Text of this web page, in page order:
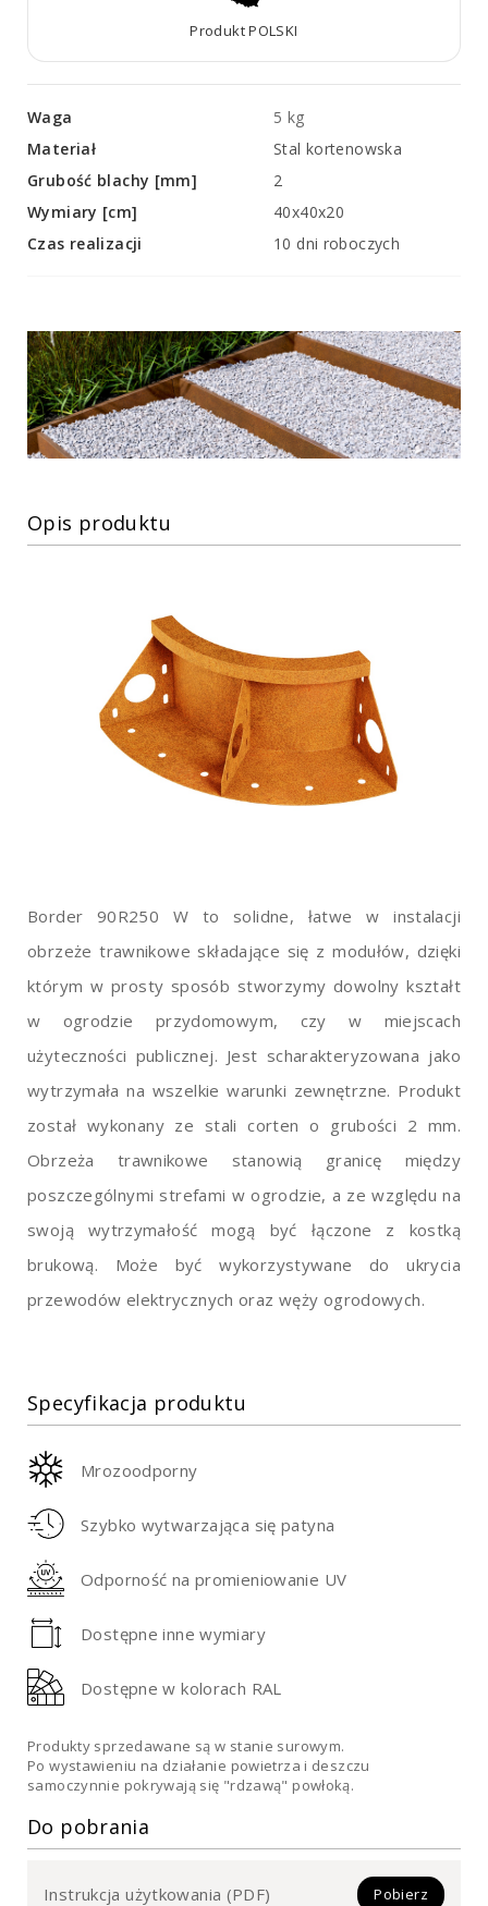
Produkt POLSKI
Waga
5 kg
Materiał
Stal kortenowska
Grubość blachy [mm]
2
Wymiary [cm]
40x40x20
Czas realizacji
10 dni roboczych
Opis produktu
Border 90R250 W to solidne, łatwe w instalacji
obrzeże trawnikowe składające się z modułów, dzięki
którym w prosty sposób stworzymy dowolny kształt
w ogrodzie przydomowym, czy w miejscach
użyteczności publicznej. Jest scharakteryzowana jako
wytrzymała na wszelkie warunki zewnętrzne. Produkt
został wykonany ze stali corten o grubości 2 mm.
Obrzeża trawnikowe stanowią granicę między
poszczególnymi strefami w ogrodzie, a ze względu na
swoją wytrzymałość mogą być łączone z kostką
brukową. Może być wykorzystywane do ukrycia
przewodów elektrycznych oraz węży ogrodowych.
Specyfikacja produktu
Mrozoodporny
Szybko wytwarzająca się patyna
Odporność na promieniowanie UV
Dostępne inne wymiary
Dostępne w kolorach RAL
Produkty sprzedawane są w stanie surowym.
Po wystawieniu na działanie powietrza i deszczu
samoczynnie pokrywają się "rdzawą" powłoką.
Do pobrania
Instrukcja użytkowania (PDF) Pobierz